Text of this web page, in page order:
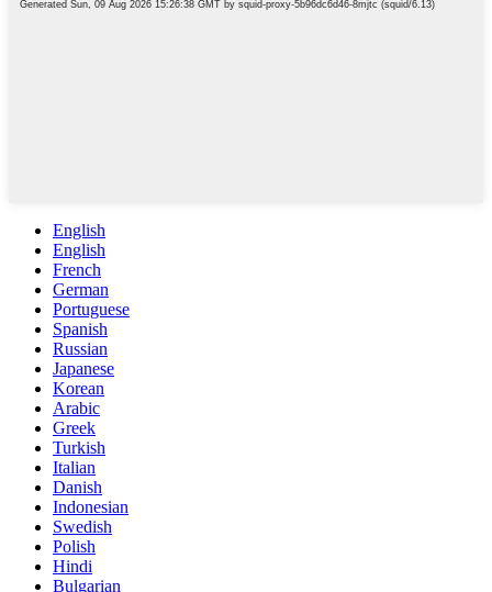
English
English
French
German
Portuguese
Spanish
Russian
Japanese
Korean
Arabic
Greek
Turkish
Italian
Danish
Indonesian
Swedish
Polish
Hindi
Bulgarian